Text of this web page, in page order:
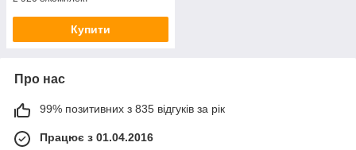
Купити
Про нас
99% позитивних з 835 відгуків за рік
Працює з 01.04.2016